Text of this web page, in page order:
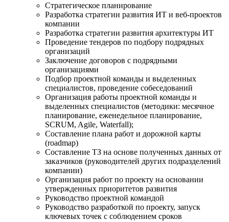
Стратегическое планирование
Разработка стратегии развития ИТ и веб-проектов
компании
Разработка стратегии развития архитектуры ИТ
Проведение тендеров по подбору подрядных
организаций
Заключение договоров с подрядными
организациями
Подбор проектной команды и выделенных
специалистов, проведение собеседований
Организация работы проектной команды и
выделенных специалистов (методики: месячное
планирование, еженедельное планирование,
SCRUM, Agile, Waterfall);
Составление плана работ и дорожной карты
(roadmap)
Составление ТЗ на основе полученных данных от
заказчиков (руководителей других подразделений
компании)
Организация работ по проекту на основании
утвержденных приоритетов развития
Руководство проектной командой
Руководство разработкой по проекту, запуск
ключевых точек с соблюдением сроков